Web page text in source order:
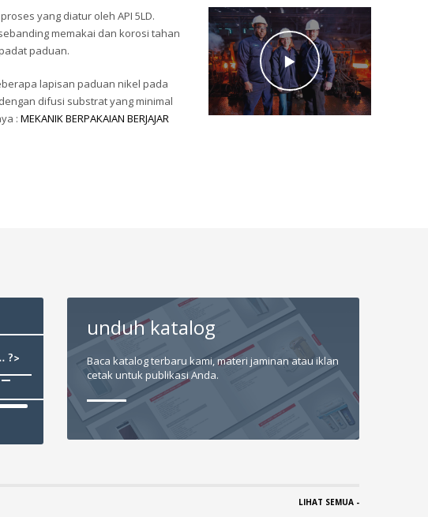
yang diatur oleh API 5LD.
memakai dan korosi tahan
paduan.
lapisan paduan nikel pada
difusi substrat yang minimal
:MEKANIK BERPAKAIAN BERJAJAR
unduh katalog
Baca katalog terbaru kami, materi jaminan atau iklan
cetak untuk publikasi Anda.
LIHAT SEMUA -